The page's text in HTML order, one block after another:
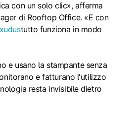
con un solo clic», afferma
di Rooftop Office. «E con
tutto funziona in modo
e usano la stampante senza
e fatturano l'utilizzo
resta invisibile dietro